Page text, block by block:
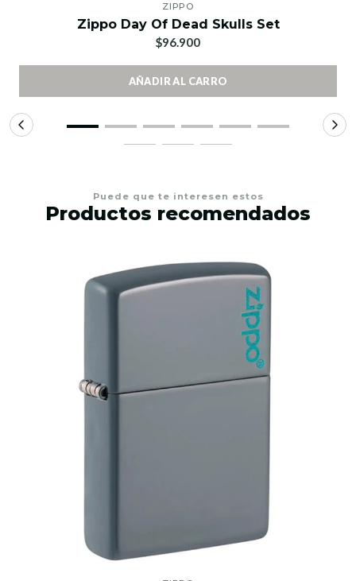
ZIPPO
Zippo Day Of Dead Skulls Set
$96.900
AÑADIR AL CARRO
Puede que te interesen estos
Productos recomendados